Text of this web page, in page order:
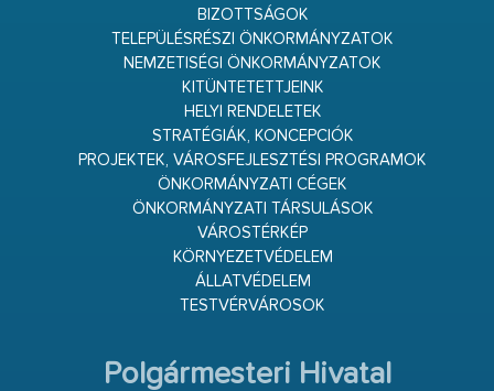
BIZOTTSÁGOK
TELEPÜLÉSRÉSZI ÖNKORMÁNYZATOK
NEMZETISÉGI ÖNKORMÁNYZATOK
KITÜNTETETTJEINK
HELYI RENDELETEK
STRATÉGIÁK, KONCEPCIÓK
PROJEKTEK, VÁROSFEJLESZTÉSI PROGRAMOK
ÖNKORMÁNYZATI CÉGEK
ÖNKORMÁNYZATI TÁRSULÁSOK
VÁROSTÉRKÉP
KÖRNYEZETVÉDELEM
ÁLLATVÉDELEM
TESTVÉRVÁROSOK
Polgármesteri Hivatal